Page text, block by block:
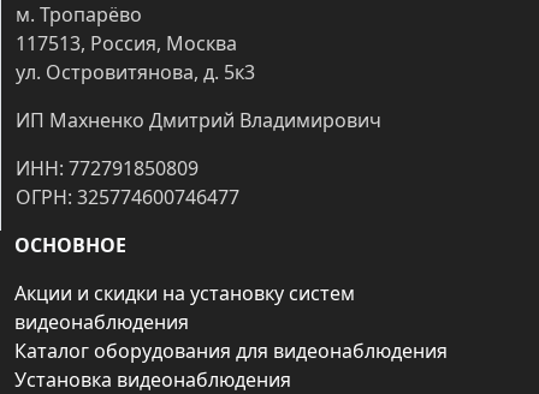
м. Тропарёво
117513, Россия, Москва
ул. Островитянова, д. 5к3
ИП Махненко Дмитрий Владимирович
ИНН: 772791850809
ОГРН: 325774600746477
ОСНОВНОЕ
Акции и скидки на установку систем
видеонаблюдения
Каталог оборудования для видеонаблюдения
Установка видеонаблюдения